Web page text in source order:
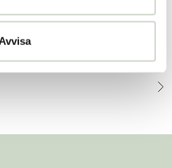
Avvisa